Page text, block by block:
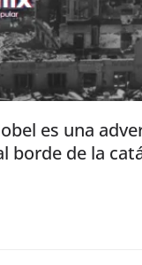
es una
borde de la